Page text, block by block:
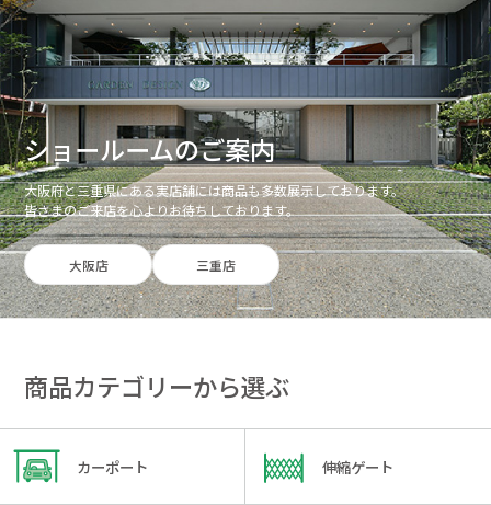
ショールームのご案内
大阪府と三重県にある実店舗には商品も多数展示しております。
皆さまのご来店を心よりお待ちしております。
大阪店 三重店
商品カテゴリーから選ぶ
カーポート 伸縮ゲート